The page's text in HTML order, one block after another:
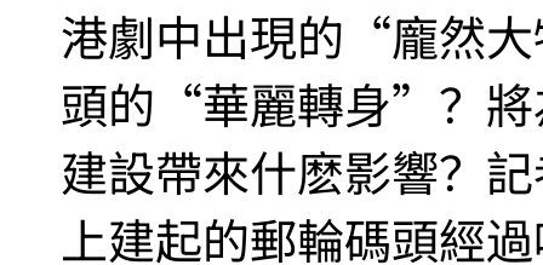
港劇中出現的“龐然
頭的“華麗轉身”？將
建設帶來什麽影響？
上建起的郵輪碼頭經